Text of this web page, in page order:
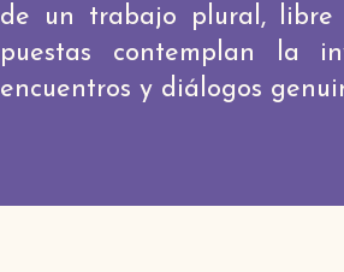
de un trabajo plural, libre
puestas contemplan la
encuentros y diálogos